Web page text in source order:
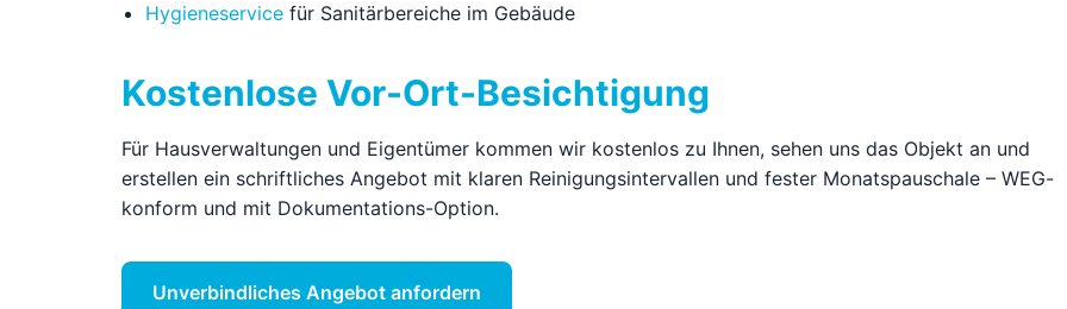
Hygieneservice für Sanitärbereiche im Gebäude
Kostenlose Vor-Ort-Besichtigung
Für Hausverwaltungen und Eigentümer kommen wir kostenlos zu Ihnen, sehen uns das Objekt an und
erstellen ein schriftliches Angebot mit klaren Reinigungsintervallen und fester Monatspauschale – WEG-
konform und mit Dokumentations-Option.
Unverbindliches Angebot anfordern